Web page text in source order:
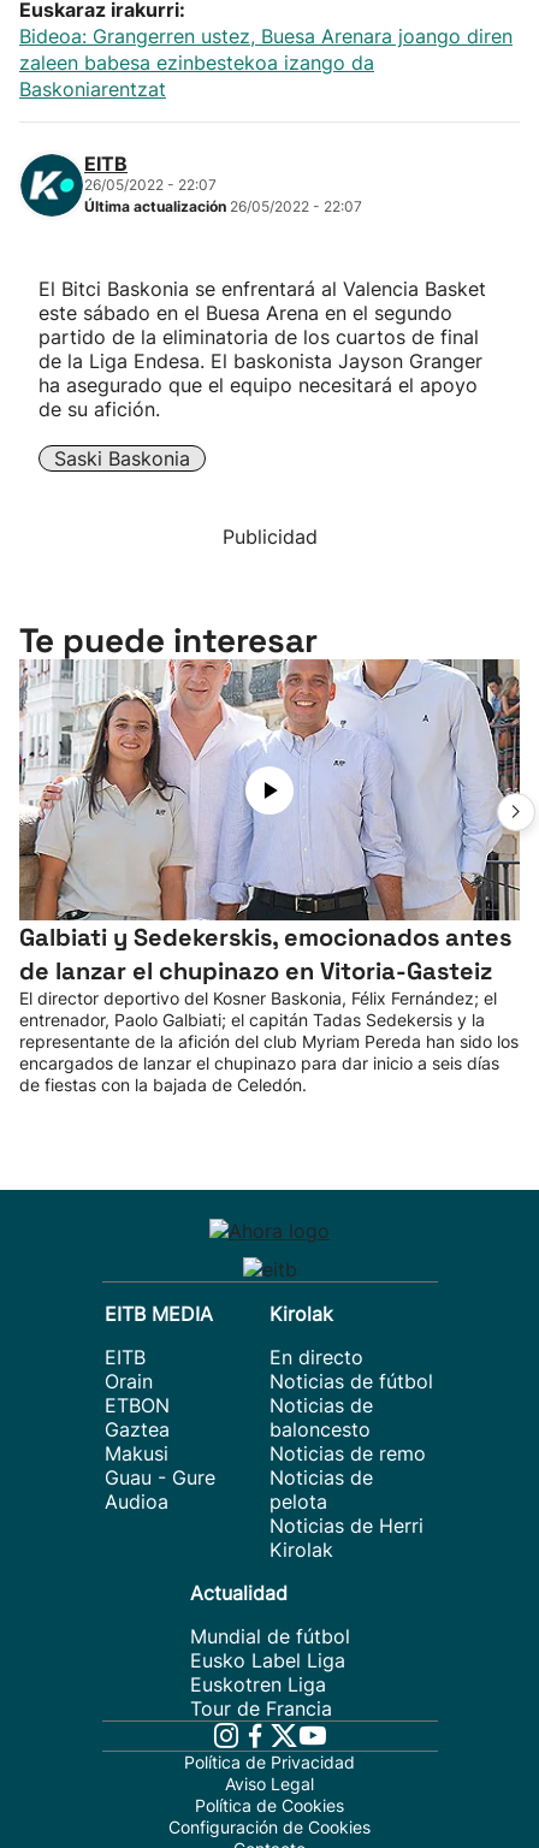
Más deportes
"Helmuga"
Euskaraz irakurri:
Bideoa: Grangerren ustez, Buesa Arenara joango diren
zaleen babesa ezinbestekoa izango da
Baskoniarentzat
EITB
26/05/2022 - 22:07
Última actualización 26/05/2022 - 22:07
El Bitci Baskonia se enfrentará al Valencia Basket
este sábado en el Buesa Arena en el segundo
partido de la eliminatoria de los cuartos de final
de la Liga Endesa. El baskonista Jayson Granger
ha asegurado que el equipo necesitará el apoyo
de su afición.
Saski Baskonia
Publicidad
Te puede interesar
Galbiati y Sedekerskis, emocionados antes
de lanzar el chupinazo en Vitoria-Gasteiz
El director deportivo del Kosner Baskonia, Félix Fernández; el
entrenador, Paolo Galbiati; el capitán Tadas Sedekersis y la
representante de la afición del club Myriam Pereda han sido los
encargados de lanzar el chupinazo para dar inicio a seis días
de fiestas con la bajada de Celedón.
EITB MEDIA
EITB
Orain
ETBON
Gaztea
Makusi
Guau - Gure
Audioa
Kirolak
En directo
Noticias de fútbol
Noticias de
baloncesto
Noticias de remo
Noticias de
pelota
Noticias de Herri
Kirolak
Actualidad
Mundial de fútbol
Eusko Label Liga
Euskotren Liga
Tour de Francia
Política de Privacidad
Aviso Legal
Política de Cookies
Configuración de Cookies